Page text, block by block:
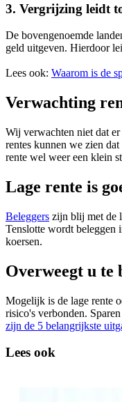
3. Vergrijzing leidt
De bovengenoemde
geld uitgeven. Hierdoor
Lees ook: Waarom is de
Verwachting
Wij verwachten niet dat
rentes kunnen we zien
rente wel weer een klein
Lage rente is
Beleggers zijn blij met de
Tenslotte wordt beleggen
koersen.
Overweegt u te
Mogelijk is de lage rente
risico's verbonden.
zijn de 5 belangrijkste
Lees ook